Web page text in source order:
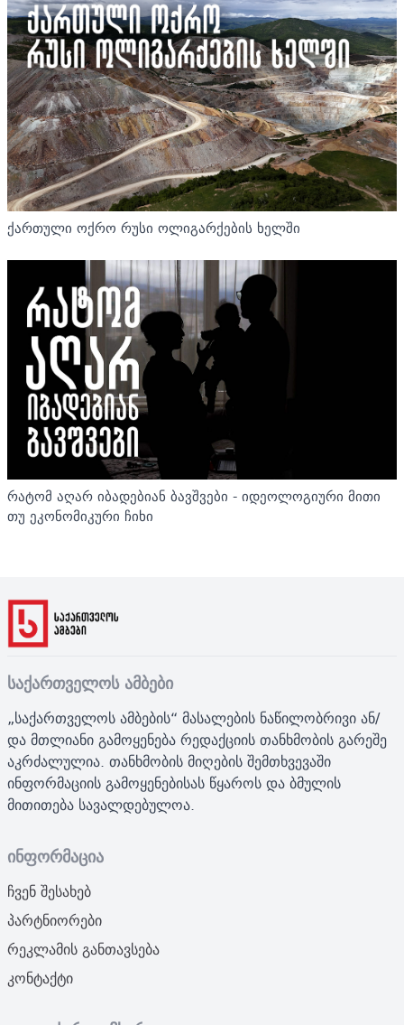
ქართული ოქრო რუსი ოლიგარქების ხელში
რატომ აღარ იბადებიან ბავშვები - იდეოლოგიური მითი
თუ ეკონომიკური ჩიხი
საქართველოს ამბები
„საქართველოს ამბების“ მასალების ნაწილობრივი ან/
და მთლიანი გამოყენება რედაქციის თანხმობის გარეშე
აკრძალულია. თანხმობის მიღების შემთხვევაში
ინფორმაციის გამოყენებისას წყაროს და ბმულის
მითითება სავალდებულოა.
ინფორმაცია
ჩვენ შესახებ
პარტნიორები
რეკლამის განთავსება
კონტაქტი